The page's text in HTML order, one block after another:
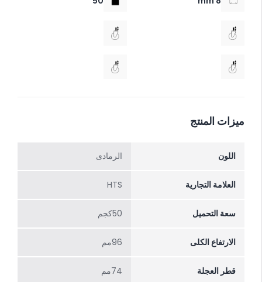
ميزات المنتج
اللون الرمادی
العلامة التجارية HTS
سعة التحميل 50كجم
الارتفاع الکلی 96مم
قطر العجلة 74مم